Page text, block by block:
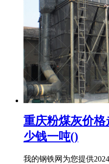
重庆粉煤灰价
少钱一吨()
我的钢铁网为您提供